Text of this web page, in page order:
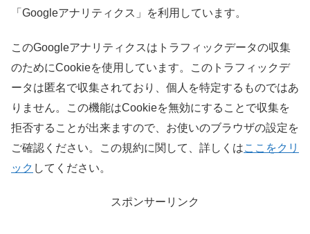
「Googleアナリティクス」を利用しています。
このGoogleアナリティクスはトラフィックデータの収集
のためにCookieを使用しています。このトラフィックデ
ータは匿名で収集されており、個人を特定するものではあ
りません。この機能はCookieを無効にすることで収集を
拒否することが出来ますので、お使いのブラウザの設定を
ご確認ください。この規約に関して、詳しくはここをクリ
ック してください。
スポンサーリンク